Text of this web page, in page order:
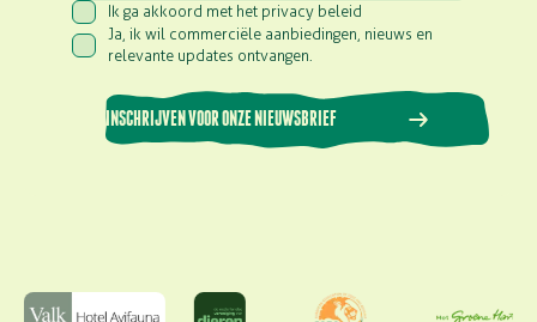
Consent (Vereist)
Ik ga akkoord met het privacy beleid
Consent(Vereist)
Ja, ik wil commerciële aanbiedingen, nieuws en
relevante updates ontvangen.
INSCHRIJVEN VOOR ONZE NIEUWSBRIEF